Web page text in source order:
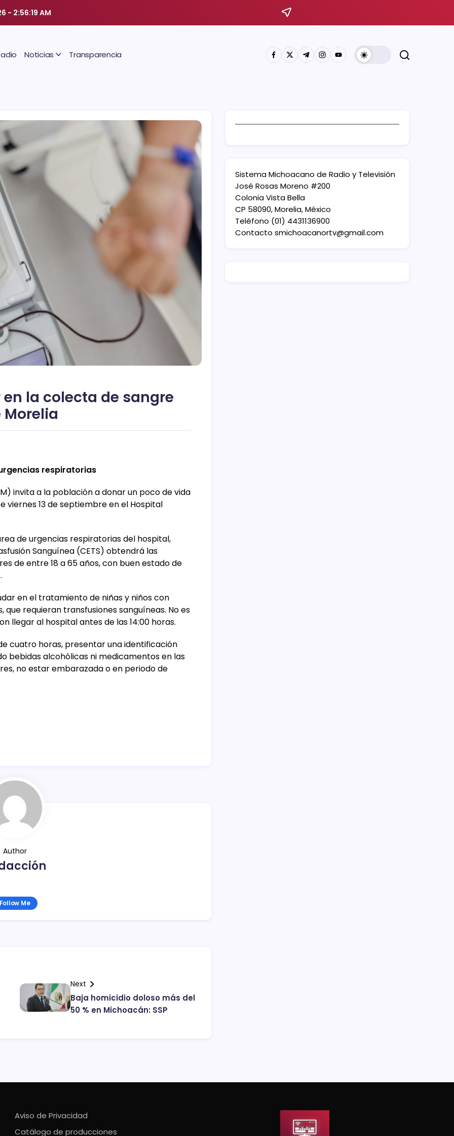
- 2:56:20 AM
Noticias Transparencia
la colecta de sangre
respiratorias
invita a la población a donar un poco de vida
viernes 13 de septiembre en el Hospital
de urgencias respiratorias del hospital,
Sanguínea (CETS) obtendrá las
de entre 18 a 65 años, con buen estado de
en el tratamiento de niñas y niños con
requieran transfusiones sanguíneas. No es
llegar al hospital antes de las 14:00 horas.
cuatro horas, presentar una identificación
bebidas alcohólicas ni medicamentos en las
no estar embarazada o en periodo de
Author
Follow Me
Next
Baja homicidio doloso más del
50 % en Michoacán: SSP
Sistema Michoacano de Radio y Televisión
José Rosas Moreno #200
Colonia Vista Bella
CP 58090, Morelia, México
Teléfono (01) 4431136900
Contacto smichoacanortv@gmail.com
Aviso de Privacidad
Catálogo de producciones